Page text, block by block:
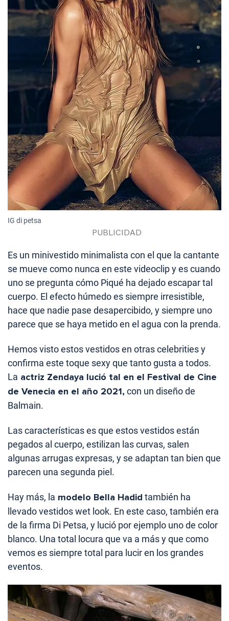
IG di petsa
Es un minivestido minimalista con el que la cantante
se mueve como nunca en este videoclip y es cuando
uno se pregunta cómo Piqué ha dejado escapar tal
cuerpo. El efecto húmedo es siempre irresistible,
hace que nadie pase desapercibido, y siempre uno
parece que se haya metido en el agua con la prenda.
Hemos visto estos vestidos en otras celebrities y
confirma este toque sexy que tanto gusta a todos.
La actriz Zendaya lució tal en el Festival de Cine
de Venecia en el año 2021, con un diseño de
Balmain.
Las características es que estos vestidos están
pegados al cuerpo, estilizan las curvas, salen
algunas arrugas expresas, y se adaptan tan bien que
parecen una segunda piel.
Hay más, la modelo Bella Hadid también ha
llevado vestidos wet look. En este caso, también era
de la firma Di Petsa, y lució por ejemplo uno de color
blanco. Una total locura que va a más y que como
vemos es siempre total para lucir en los grandes
eventos.